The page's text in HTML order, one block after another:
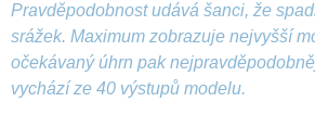
Pravděpodobnost udává šanci, že
srážek. Maximum zobrazuje nejvyšší
očekávaný úhrn pak
vychází ze 40 výstupů modelu.